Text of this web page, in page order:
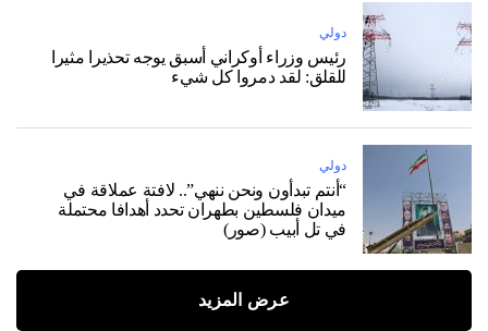
دولي
رئيس وزراء أوكراني أسبق يوجه تحذيرا مثيرا
للقلق: لقد دمروا كل شيء
دولي
“أنتم تبدأون ونحن ننهي”.. لافتة عملاقة في
ميدان فلسطين بطهران تحدد أهدافا محتملة
في تل أبيب (صور)
عرض المزيد